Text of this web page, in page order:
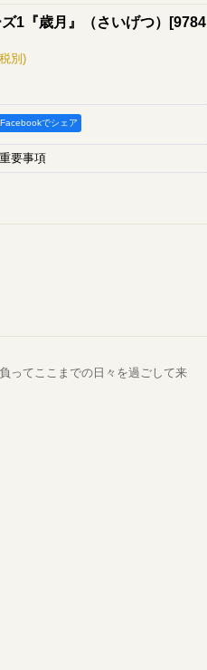
1『歳月』（さいげつ） [9784
別)
Facebookでシェア
要事項
ってここまでの日々を過ごして来